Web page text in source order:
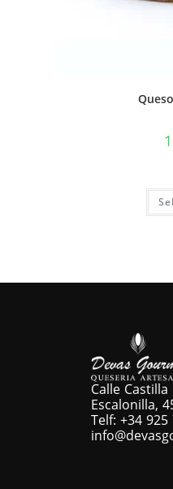
Calle
Escalonilla,
Telf: +34 925